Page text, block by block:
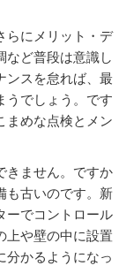
らにメリット・デ
など普段は意識し
ンスを怠れば、最
うでしょう。です
まめな点検とメン
きません。ですか
も古いのです。新
ーでコントロール
上や壁の中に設置
分かるようになっ